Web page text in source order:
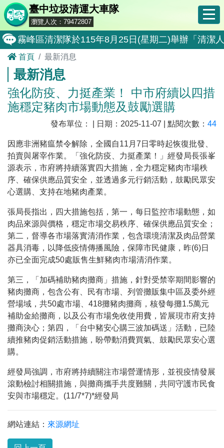
臺中垃圾清運大車隊
瀏覽人次：79472807
霧峰區清潔隊於115年8月25日(星期二)舉辦「清潔
大肚區清潔隊於115年8月25日(星期二)舉辦「清潔
北屯區清潔隊於115年8月11日(星期二)舉辦「清潔
外埔區清潔隊於115年8月18日(星期二)舉辦「清潔
石岡區清潔隊於115年8月18日(星期二)舉辦「清潔
全民監督公共工程施工品質, 請撥打通報專線0800-
防堵非洲豬瘟總動員，因應非洲豬瘟疫情，市民端
因應非洲豬瘟疫情，市民端廚餘收運排出方式不變
8月10日14:30至15:00防空演習行動網路降速演練
首頁 最新消息
最新消息
強化防疫、力挺產業！ 中市府續以四措
施穩定豬肉市場動態及鼓勵選購
發布單位： | 日期：2025-11-07 | 點閱次數： 44
因應非洲豬瘟禁令解除，全國自11月7日零時起恢復批發、
拍賣與屠宰作業。「強化防疫、力挺產業！」經發局長張峯
源表示，市府將持續落實四大措施，全力穩定豬肉市場秩
序、確保供應品質安全，並透過多元行銷活動，鼓勵民眾安
心選購、支持在地豬肉產業。
張局長指出，四大措施包括，第一，每日監控市場動態，如
肉品來源與價格，穩定市場交易秩序、確保供應品質安全；
第二，督導各市場落實清消作業，包含環境清潔及肉品營業
器具消毒，以降低疫情傳播風險，保障市民健康，昨(6)日
亦已全面完成50處販售生鮮豬肉市場清消作業。
第三，「加碼補助豬肉攤商」措施，針對受禁宰期間影響的
豬肉攤商，包含公有、民有市場、列管攤販集中區及委外經
營場域，共50處市場、418攤豬肉攤商，核發每攤1.5萬元
補助金給攤商，以及公有市場免收使用費，皆展現市府支持
攤商決心；第四，「台中豬安心購三波加碼送」活動，已陸
續推豬肉促銷活動措施，盼帶動消費買氣、鼓勵民眾安心選
購。
經發局強調，市府將持續關注市場營運情形，並視疫情發展
滾動檢討相關措施，與攤商攜手共度難關，共同守護市民食
安與市場穩定。(11/7*7)*經發局
網站連結： 來源網址